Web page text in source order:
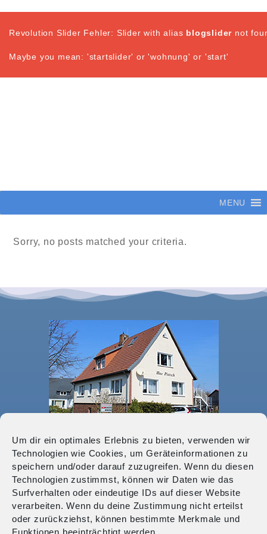
Um dir ein optimales Erlebnis zu bieten, verwenden wir
Technologien wie Cookies, um Geräteinformationen zu
speichern und/oder darauf zuzugreifen. Wenn du diesen
Technologien zustimmst, können wir Daten wie das
Surfverhalten oder eindeutige IDs auf dieser Website
verarbeiten. Wenn du deine Zustimmung nicht erteilst
oder zurückziehst, können bestimmte Merkmale und
Funktionen beeinträchtigt werden.
Revolution Slider Fehler: Slider with alias blogslider not
Maybe you mean: 'startslider' or 'wohnung' or 'start'
MENU
Sorry, no posts matched your criteria.
Ferienwohnungen „Hus Pietsch“
Frau Ute Börner-Pietsch
Onkel-Bräsig-Strasse 10
18181 Graal-Müritz
Tel.: 038206 78439